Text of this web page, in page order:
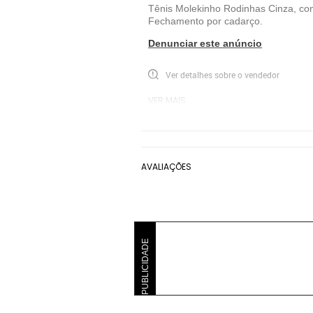
Tênis Molekinho Rodinhas Cinza,
Fechamento por cadarço.
Denunciar este anúncio
Ver detalhes sobre o vendedor
VER MAIS
AVALIAÇÕES
PUBLICIDADE